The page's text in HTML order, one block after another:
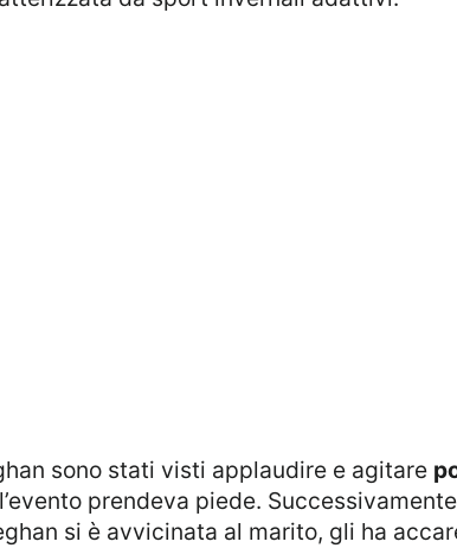
sono stati visti applaudire e agitare
prendeva piede.
si è avvicinata al marito, gli ha